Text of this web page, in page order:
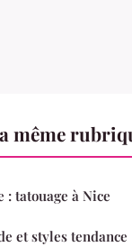
même
tatouage à Nice
et styles tendance